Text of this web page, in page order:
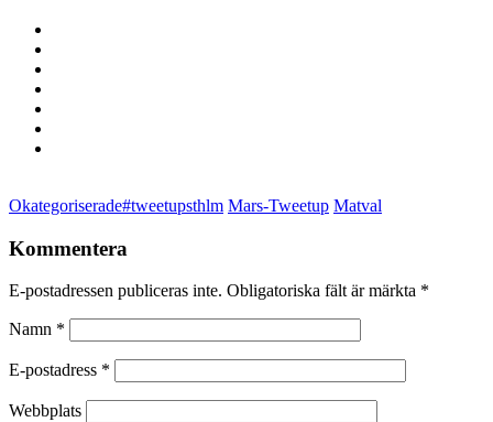
Okategoriserade#tweetupsthlm Mars-Tweetup Matval
Kommentera
E-postadressen publiceras inte. Obligatoriska fält är märkta *
Namn *
E-postadress *
Webbplats